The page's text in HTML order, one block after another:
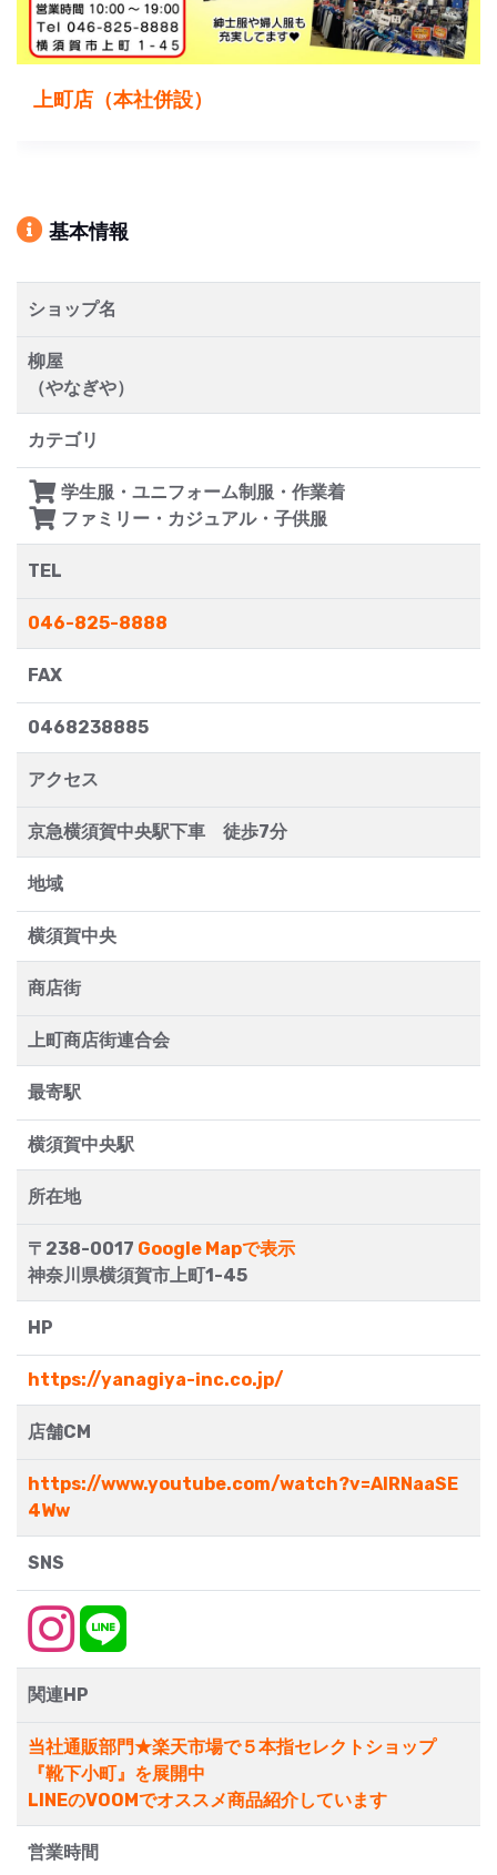
上町店（本社併設）
基本情報
ショップ名
柳屋
（やなぎや）
カテゴリ
学生服・ユニフォーム制服・作業着
ファミリー・カジュアル・子供服
TEL
046-825-8888
FAX
0468238885
アクセス
京急横須賀中央駅下車 徒歩7分
地域
横須賀中央
商店街
上町商店街連合会
最寄駅
横須賀中央駅
所在地
〒238-0017 Google Mapで表示
神奈川県横須賀市上町1-45
HP
https://yanagiya-inc.co.jp/
店舗CM
https://www.youtube.com/watch?v=AlRNaaSE
4Ww
SNS
関連HP
当社通販部門★楽天市場で５本指セレクトショップ
『靴下小町』を展開中
LINEのVOOMでオススメ商品紹介しています
営業時間